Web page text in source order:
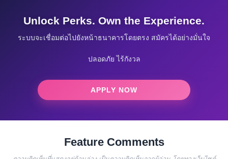
Unlock Perks. Own the Experience.
ระบบจะเชื่อมต่อไปยังหน้าธนาคารโดยตรง สมัครได้อย่างมั่นใจ
ปลอดภัย ไร้กังวล
APPLY NOW
Feature Comments